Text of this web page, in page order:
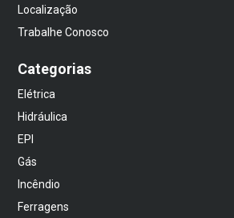
Localização
Trabalhe Conosco
Categorias
Elétrica
Hidráulica
EPI
Gás
Incêndio
Ferragens